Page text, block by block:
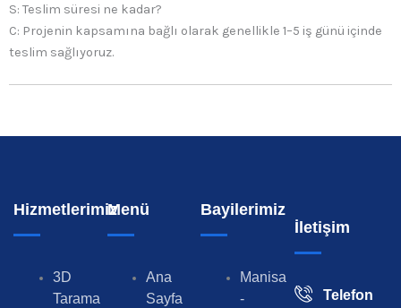
S: Teslim süresi ne kadar?
C: Projenin kapsamına bağlı olarak genellikle 1–5 iş günü içinde
teslim sağlıyoruz.
Hizmetlerimiz
3D
Tarama
Menü
Ana
Sayfa
Bayilerimiz
Manisa
-
İletişim
Telefon